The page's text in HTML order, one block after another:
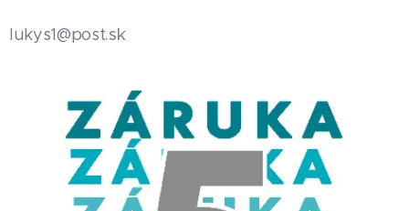
lukys1@post.sk